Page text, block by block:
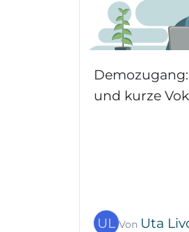
und kurze
UL Von Uta